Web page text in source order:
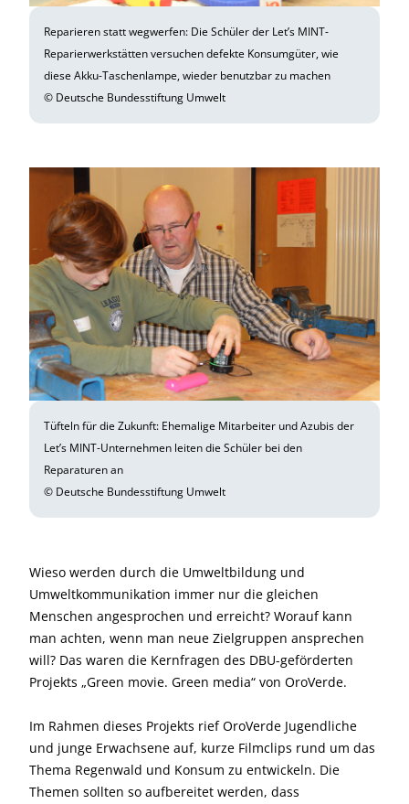
Reparieren statt wegwerfen: Die Schüler der Let’s MINT-
Reparierwerkstätten versuchen defekte Konsumgüter, wie
diese Akku-Taschenlampe, wieder benutzbar zu machen
© Deutsche Bundesstiftung Umwelt
Tüfteln für die Zukunft: Ehemalige Mitarbeiter und Azubis der
Let’s MINT-Unternehmen leiten die Schüler bei den
Reparaturen an
© Deutsche Bundesstiftung Umwelt
Wieso werden durch die Umweltbildung und
Umweltkommunikation immer nur die gleichen
Menschen angesprochen und erreicht? Worauf kann
man achten, wenn man neue Zielgruppen ansprechen
will? Das waren die Kernfragen des DBU-geförderten
Projekts „Green movie. Green media“ von OroVerde.
Im Rahmen dieses Projekts rief OroVerde Jugendliche
und junge Erwachsene auf, kurze Filmclips rund um das
Thema Regenwald und Konsum zu entwickeln. Die
Themen sollten so aufbereitet werden, dass